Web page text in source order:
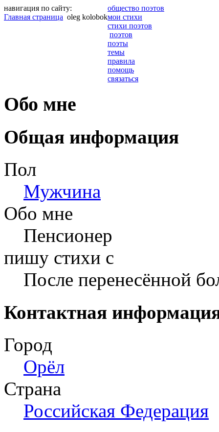
навигация по сайту:
Главная страница oleg kolobok
общество поэтов
мои стихи
стихи поэтов
поэтов
поэты
темы
правила
помощь
связаться
Обо мне
Общая информация
Пол
Мужчина
Обо мне
Пенсионер
пишу стихи с
После перенесённой
Контактная
Город
Орёл
Страна
Российская Федерация